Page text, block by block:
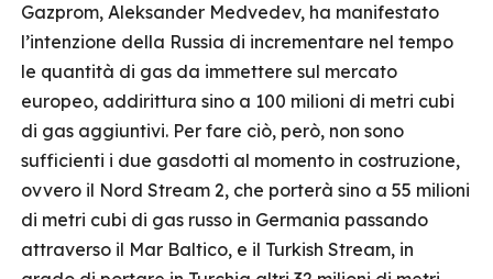
Gazprom, Aleksander Medvedev, ha manifestato
l’intenzione della Russia di incrementare nel tempo
le quantità di gas da immettere sul mercato
europeo, addirittura sino a 100 milioni di metri cubi
di gas aggiuntivi. Per fare ciò, però, non sono
sufficienti i due gasdotti al momento in costruzione,
ovvero il Nord Stream 2, che porterà sino a 55 milioni
di metri cubi di gas russo in Germania passando
attraverso il Mar Baltico, e il Turkish Stream, in